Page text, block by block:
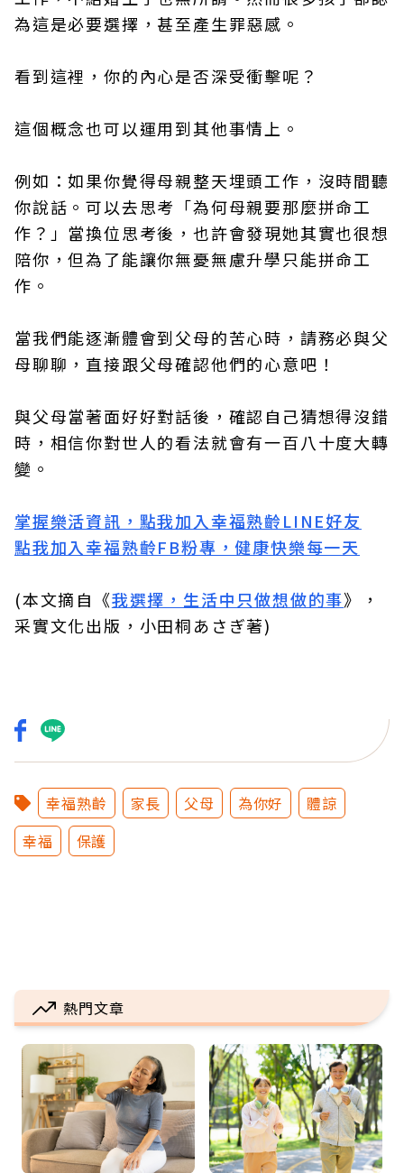
為這是必要選擇，甚至產生罪惡感。
看到這裡，你的內心是否深受衝擊呢？
這個概念也可以運用到其他事情上。
例如：如果你覺得母親整天埋頭工作，沒時間聽
你說話。可以去思考「為何母親要那麼拼命工
作？」當換位思考後，也許會發現她其實也很想
陪你，但為了能讓你無憂無慮升學只能拼命工
作。
當我們能逐漸體會到父母的苦心時，請務必與父
母聊聊，直接跟父母確認他們的心意吧！
與父母當著面好好對話後，確認自己猜想得沒錯
時，相信你對世人的看法就會有一百八十度大轉
變。
掌握樂活資訊，點我加入幸福熟齡LINE好友
點我加入幸福熟齡FB粉專，健康快樂每一天
(本文摘自《我選擇，生活中只做想做的事》，
采實文化出版，小田桐あさぎ著)
幸福熟齡 家長 父母 為你好
體諒
幸福
保護
熱門文章